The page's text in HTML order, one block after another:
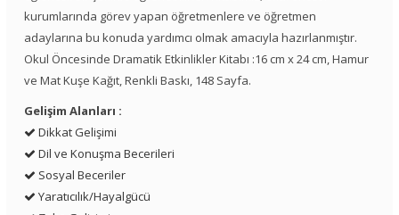
kurumlarında görev yapan öğretmenlere ve öğretmen
adaylarına bu konuda yardımcı olmak amacıyla hazırlanmıştır.
Okul Öncesinde Dramatik Etkinlikler Kitabı :16 cm x 24 cm, Hamur
ve Mat Kuşe Kağıt, Renkli Baskı, 148 Sayfa.
Gelişim Alanları :
Dikkat Gelişimi
Dil ve Konuşma Becerileri
Sosyal Beceriler
Yaratıcılık/Hayalgücü